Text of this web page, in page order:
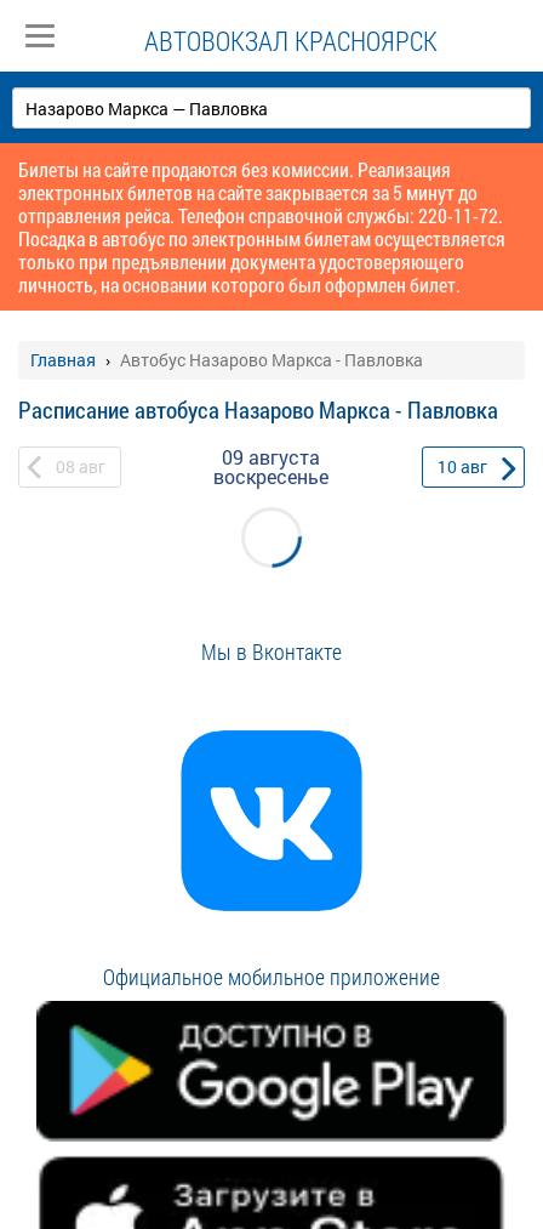
АВТОВОКЗАЛ КРАСНОЯРСК
Билеты на сайте продаются без комиссии. Реализация
электронных билетов на сайте закрывается за 5 минут до
отправления рейса. Телефон справочной службы: 220-11-72.
Посадка в автобус по электронным билетам осуществляется
только при предъявлении документа удостоверяющего
личность, на основании которого был оформлен билет.
Главная Автобус Назарово Маркса - Павловка
Расписание автобуса Назарово Маркса - Павловка
08 авг 09 августа
воскресенье 10авг
Мы в Вконтакте
Официальное мобильное приложение